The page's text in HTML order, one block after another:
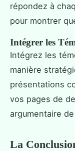
répondez à
pour montrer
Intégrer les
Intégrez les
manière
présentations
vos pages de
argumentaire
La